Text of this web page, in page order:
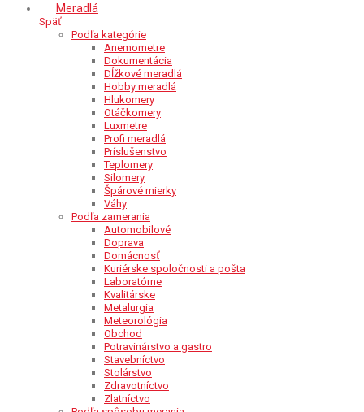
Meradlá
Späť
Podľa kategórie
Anemometre
Dokumentácia
Dĺžkové meradlá
Hobby meradlá
Hlukomery
Otáčkomery
Luxmetre
Profi meradlá
Príslušenstvo
Teplomery
Silomery
Špárové mierky
Váhy
Podľa zamerania
Automobilové
Doprava
Domácnosť
Kuriérske spoločnosti a pošta
Laboratórne
Kvalitárske
Metalurgia
Meteorológia
Obchod
Potravinárstvo a gastro
Stavebníctvo
Stolárstvo
Zdravotníctvo
Zlatníctvo